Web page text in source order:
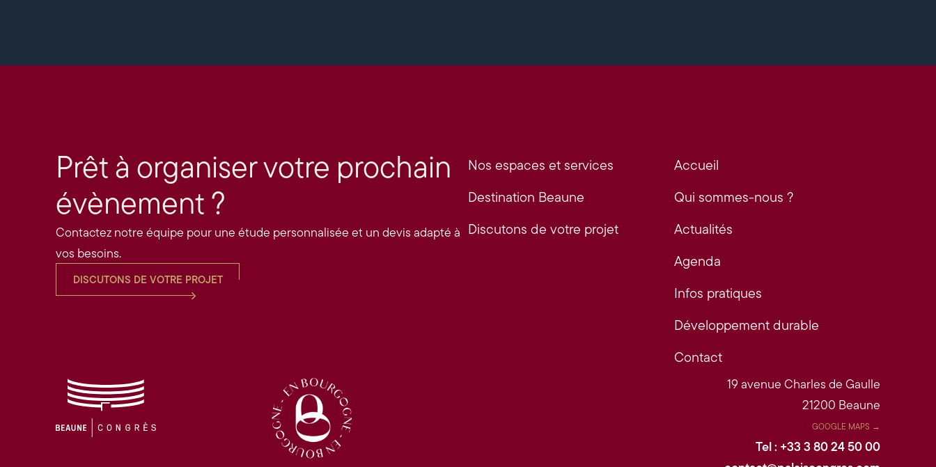
Prêt à organiser votre prochain
évènement ?
Contactez notre équipe pour une étude personnalisée et un devis adapté à
vos besoins.
DISCUTONS DE VOTRE PROJET
Nos espaces et services
Destination Beaune
Discutons de votre projet
Accueil
Qui sommes-nous ?
Actualités
Agenda
Infos pratiques
Développement durable
Contact
19 avenue Charles de Gaulle
21200 Beaune
GOOGLE MAPS →
Tel : +33 3 80 24 50 00